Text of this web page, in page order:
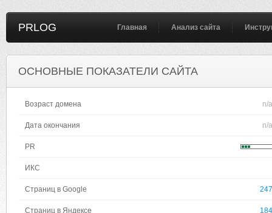
PRLOG Главная Анализ сайта
ОСНОВНЫЕ ПОКАЗАТЕЛИ САЙТА
Возраст домена n/a
Дата окончания n/a
PR
ИКС
Страниц в Google 247
Страниц в Яндексе 184